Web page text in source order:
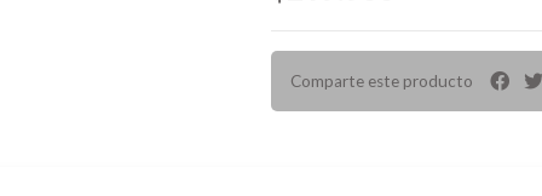
Comparte este producto